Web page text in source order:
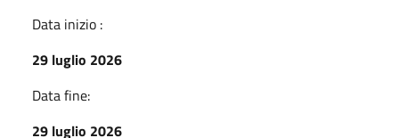
Data inizio :
29 luglio 2026
Data fine:
29 luglio 2026